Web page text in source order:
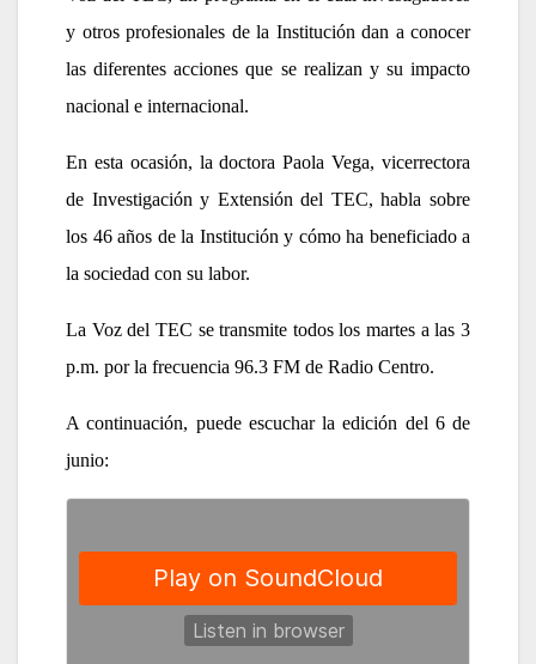
y otros profesionales de la Institución dan a conocer
las diferentes acciones que se realizan y su impacto
nacional e internacional.
En esta ocasión, la doctora Paola Vega, vicerrectora
de Investigación y Extensión del TEC, habla sobre
los 46 años de la Institución y cómo ha beneficiado a
la sociedad con su labor.
La Voz del TEC se transmite todos los martes a las 3
p.m. por la frecuencia 96.3 FM de Radio Centro.
A continuación, puede escuchar la edición del 6 de
junio: